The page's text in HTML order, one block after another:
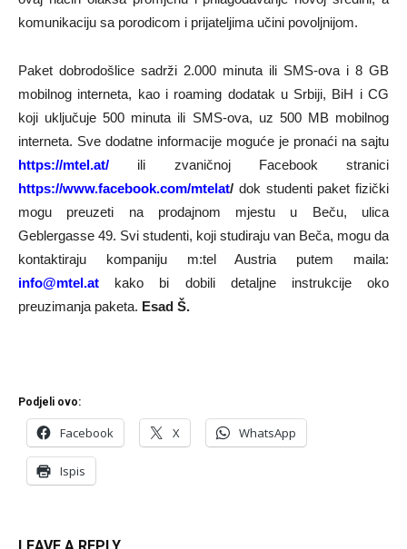
komunikaciju sa porodicom i prijateljima učini povoljnijom.
Paket dobrodošlice sadrži 2.000 minuta ili SMS-ova i 8 GB
mobilnog interneta, kao i roaming dodatak u Srbiji, BiH i CG
koji uključuje 500 minuta ili SMS-ova, uz 500 MB mobilnog
interneta. Sve dodatne informacije moguće je pronaći na sajtu
https://mtel.at/ ili zvaničnoj Facebook stranici
https://www.facebook.com/mtelat/ dok studenti paket fizički
mogu preuzeti na prodajnom mjestu u Beču, ulica
Geblergasse 49. Svi studenti, koji studiraju van Beča, mogu da
kontaktiraju kompaniju m:tel Austria putem maila:
info@mtel.at kako bi dobili detaljne instrukcije oko
preuzimanja paketa. Esad Š.
Podjeli ovo:
Facebook X WhatsApp
Ispis